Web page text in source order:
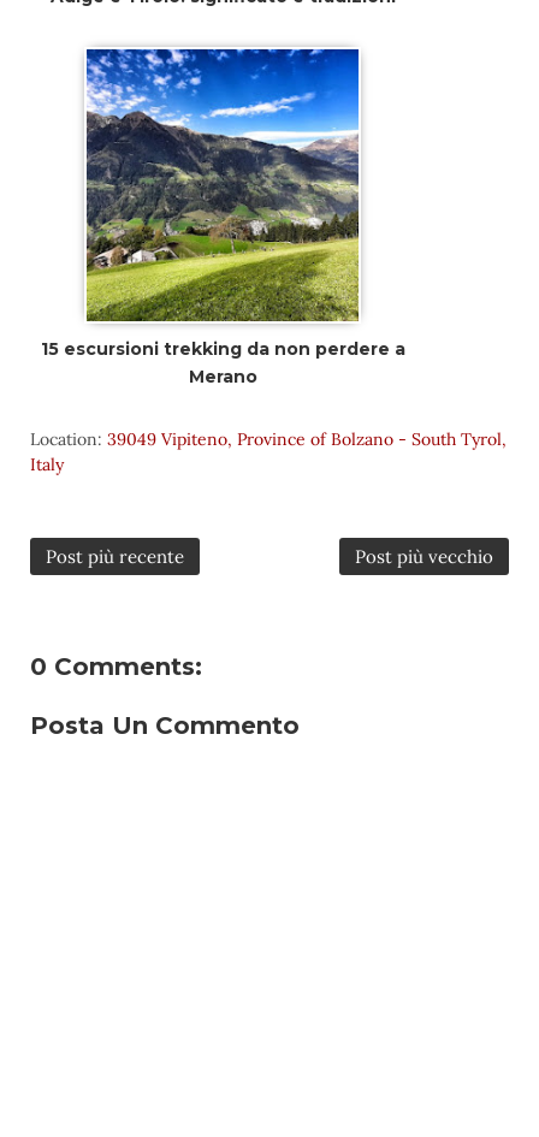
15 escursioni trekking da non perdere a
Merano
Location: 39049 Vipiteno, Province of Bolzano - South Tyrol,
Italy
Post più recente Post più vecchio
0 Comments:
Posta Un Commento